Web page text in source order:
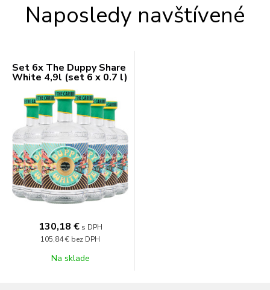
Naposledy navštívené
Set 6x The Duppy Share
White 4,9l (set 6 x 0.7 l)
130,18 € s DPH
105,84 € bez DPH
Na sklade